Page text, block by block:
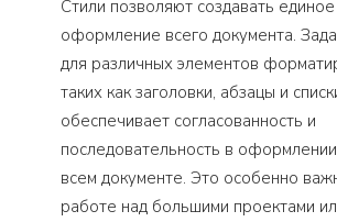
Стили позволяют создавать единое
оформление всего документа.
для различных элементов
таких как заголовки, абзацы и
обеспечивает согласованность и
последовательность в
всем документе. Это особенно
работе над большими проектами